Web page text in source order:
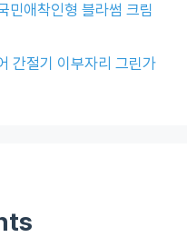
민애착인형 블라썸 크림
간절기 이부자리 그린가